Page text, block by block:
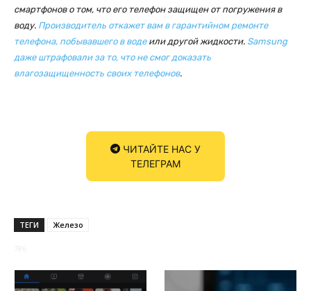
смартфонов о том, что его телефон защищен от погружения в
воду. Производитель откажет вам в гарантийном ремонте
телефона, побывавшего в водеили другой жидкости. Samsung
даже штрафовали за то, что не смог доказать
влагозащищенность своих телефонов.
ЧИТАЙТЕ НАС У
ТЕЛЕГРАМ
ТЕГИ Железо